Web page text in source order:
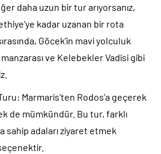
daha uzun bir tur arıyorsanız,
kadar uzanan bir rota
Göcek’in mavi yolculuk
ve Kelebekler Vadisi gibi
: Marmaris’ten Rodos’a geçerek
de mümkündür. Bu tur, farklı
adaları ziyaret etmek